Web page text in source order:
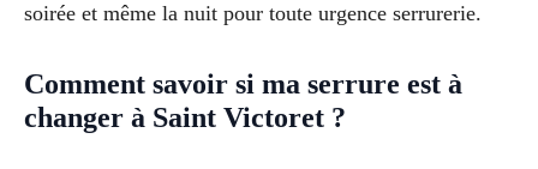
soirée et même la nuit pour toute urgence serrurerie.
Comment savoir si ma serrure est à
changer à Saint Victoret ?